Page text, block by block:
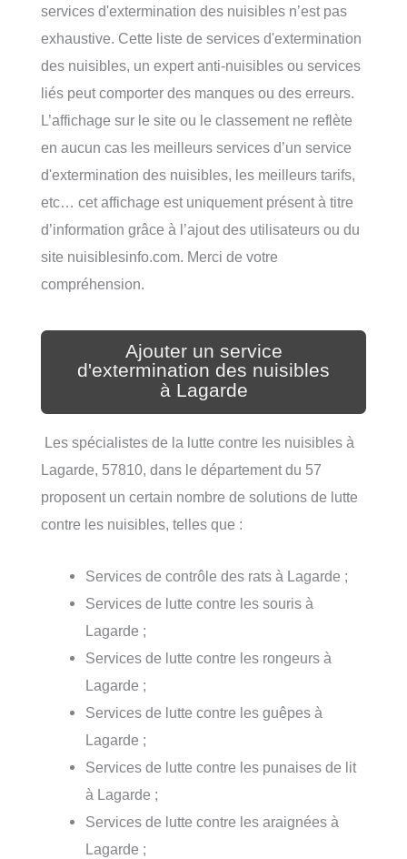
services d'extermination des nuisibles n’est pas
exhaustive. Cette liste de services d'extermination
des nuisibles, un expert anti-nuisibles ou services
liés peut comporter des manques ou des erreurs.
L’affichage sur le site ou le classement ne reflète
en aucun cas les meilleurs services d’un service
d'extermination des nuisibles, les meilleurs tarifs,
etc… cet affichage est uniquement présent à titre
d’information grâce à l’ajout des utilisateurs ou du
site nuisiblesinfo.com. Merci de votre
compréhension.
Ajouter un service
d'extermination des nuisibles
à Lagarde
Les spécialistes de la lutte contre les nuisibles à
Lagarde, 57810, dans le département du 57
proposent un certain nombre de solutions de lutte
contre les nuisibles, telles que :
Services de contrôle des rats à Lagarde ;
Services de lutte contre les souris à
Lagarde ;
Services de lutte contre les rongeurs à
Lagarde ;
Services de lutte contre les guêpes à
Lagarde ;
Services de lutte contre les punaises de lit
à Lagarde ;
Services de lutte contre les araignées à
Lagarde ;